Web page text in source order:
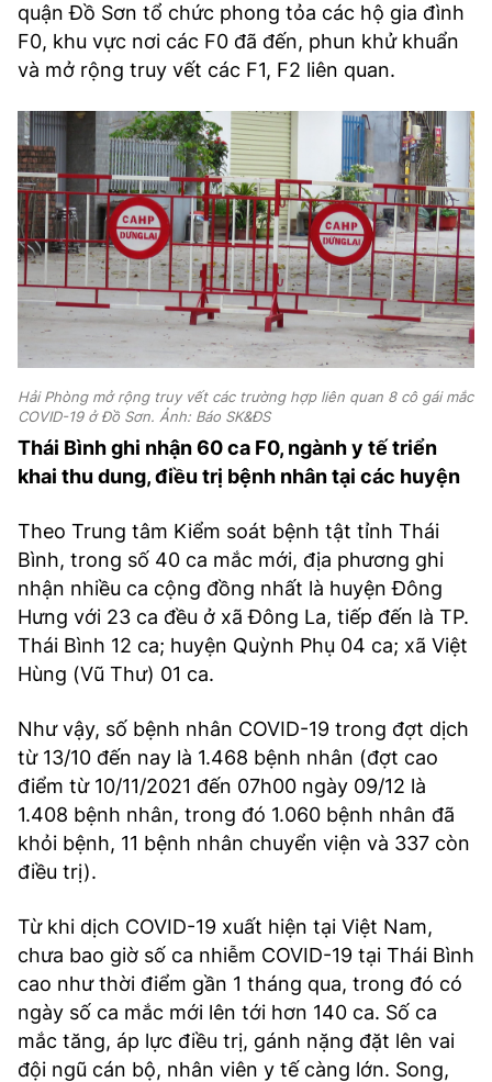
quận Đồ Sơn tổ chức phong tỏa các hộ gia đình
F0, khu vực nơi các F0 đã đến, phun khử khuẩn
và mở rộng truy vết các F1, F2 liên quan.
Hải Phòng mở rộng truy vết các trường hợp liên quan 8 cô gái mắc
COVID-19 ở Đồ Sơn. Ảnh: Báo SK&ĐS
Thái Bình ghi nhận 60 ca F0, ngành y tế triển
khai thu dung, điều trị bệnh nhân tại các huyện
Theo Trung tâm Kiểm soát bệnh tật tỉnh Thái
Bình, trong số 40 ca mắc mới, địa phương ghi
nhận nhiều ca cộng đồng nhất là huyện Đông
Hưng với 23 ca đều ở xã Đông La, tiếp đến là TP.
Thái Bình 12 ca; huyện Quỳnh Phụ 04 ca; xã Việt
Hùng (Vũ Thư) 01 ca.
Như vậy, số bệnh nhân COVID-19 trong đợt dịch
từ 13/10 đến nay là 1.468 bệnh nhân (đợt cao
điểm từ 10/11/2021 đến 07h00 ngày 09/12 là
1.408 bệnh nhân, trong đó 1.060 bệnh nhân đã
khỏi bệnh, 11 bệnh nhân chuyển viện và 337 còn
điều trị).
Từ khi dịch COVID-19 xuất hiện tại Việt Nam,
chưa bao giờ số ca nhiễm COVID-19 tại Thái Bình
cao như thời điểm gần 1 tháng qua, trong đó có
ngày số ca mắc mới lên tới hơn 140 ca. Số ca
mắc tăng, áp lực điều trị, gánh nặng đặt lên vai
đội ngũ cán bộ, nhân viên y tế càng lớn. Song,